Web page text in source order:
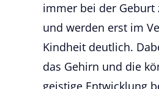
immer bei der Geburt
und werden erst im
Kindheit deutlich.
das Gehirn und die